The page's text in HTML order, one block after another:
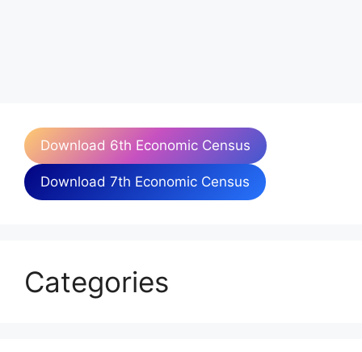
Download 6th Economic Census
Download 7th Economic Census
Categories